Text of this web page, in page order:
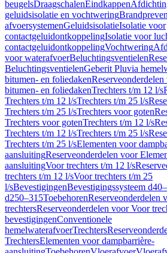
beugelsDraagschalenEindkappen
geluidsisolatie en vochtwering
afvoersystemenGeluidsisolatieIsolatie voor
contactgeluidontkoppelingIsolatie voor
contactgeluidontkoppelingVochtwering
voor waterafvoerBeluchtingsventielen
BeluchtingsventielenGeberit Pluvia
bitumen- en foliedaken
bitumen- en foliedakenTrechters t/m 12 l/s
Trechters t/m 12 l/sTrechters t/m 25 l/s
Trechters t/m 25 l/sTrechters voor goten
Trechters voor gotenTrechters t/m 12 l/s
Trechters t/m 12 l/sTrechters t/m 25 l/s
Trechters t/m 25 l/sElementen voor
aansluitingReserveonderdelen voor
aansluitingVoor trechters t/m 12 l/s
trechters t/m 12 l/sVoor trechters t/m 25
l/sBevestigingenBevestigingssysteem
d250–315ToebehorenReserveonderdelen
trechtersReserveonderdelen voor Voor
bevestigingenConventionele
hemelwaterafvoerTrechters
TrechtersElementen voor dampbarrière-